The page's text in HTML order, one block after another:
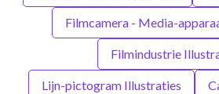
Filmcamera - Media-
Filmindustrie
Lijn-pictogram Illustraties